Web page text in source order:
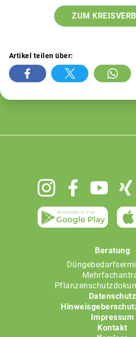
ZUM
Artikel teilen über:
Beratung
Datenschutz
Impressum
Kontakt